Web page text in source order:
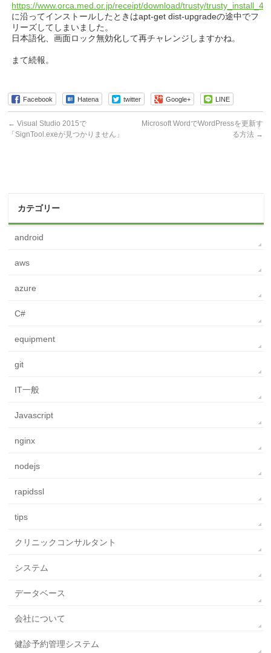
https://www.orca.med.or.jp/receipt/download/trusty/
に沿ってインストールしたときはapt-get dist-upgradeの途中でフ
リーズしてしまいました。
日本語化、画面ロック無効化して再チャレンジしますかね。
まて続報。
Facebook Hatena twitter Google+ LINE
← Visual Studio 2015で
「SignTool.exeが見つかりません」
Microsoft WordでWordPressを更新す
る方法 →
カテゴリー
android
aws
azure
C#
equipment
git
IT一般
Javascript
nginx
nodejs
rapidssl
tips
クリニックコンサルタント
システム
データベース
会社について
健診予約管理システム